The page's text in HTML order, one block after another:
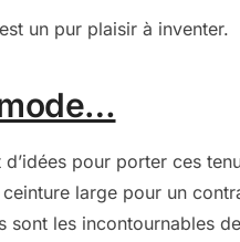
un pur plaisir à inventer.
pour porter ces
large pour un
sont les incontournables